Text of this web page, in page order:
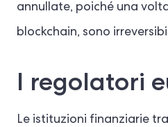
annullate, poiché una
blockchain, sono
I regolatori
Le istituzioni finanziarie